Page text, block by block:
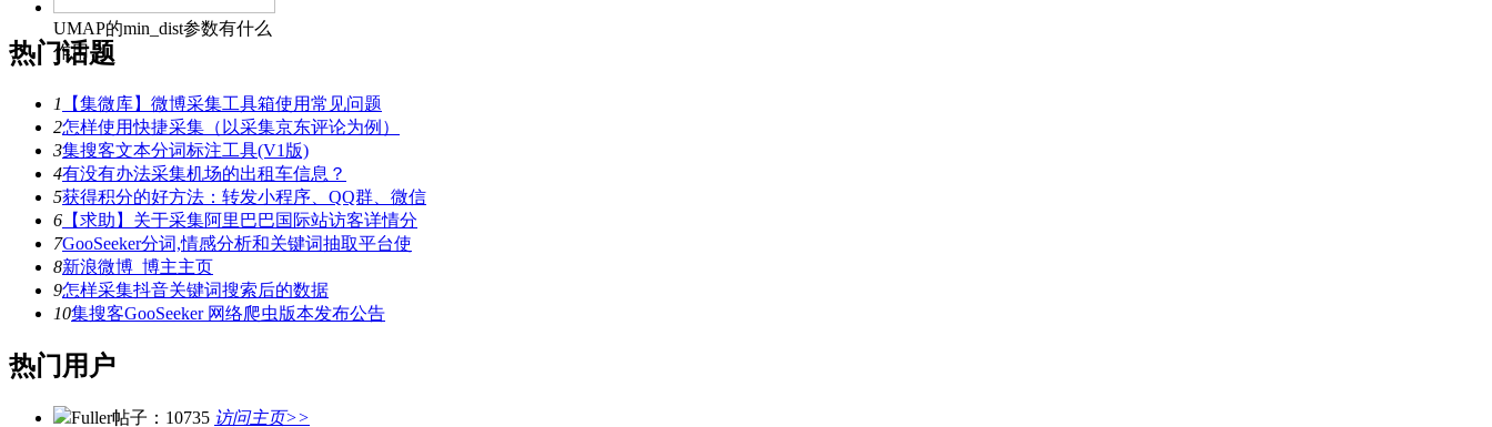
UMAP的min_dist参数有什么
作用？
热门话题
1
【集微库】微博采集工具箱使用常见问题
2怎样使用快捷采集（以采集京东评论为例）
3集搜客文本分词标注工具(V1版)
4有没有办法采集机场的出租车信息？
5获得积分的好方法：转发小程序、QQ群、微信
6 【求助】关于采集阿里巴巴国际站访客详情分
7GooSeeker分词,情感分析和关键词抽取平台使
8新浪微博_博主主页
9怎样采集抖音关键词搜索后的数据
10集搜客GooSeeker 网络爬虫版本发布公告
热门用户
Fuller帖子：10735 访问主页>>